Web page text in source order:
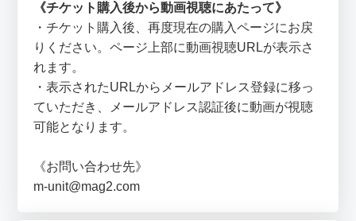
《チケット購入後から動画視聴にあたって》
・チケット購入後、再度現在の購入ページにお戻
りください。ページ上部に動画視聴URLが表示さ
れます。
・表示されたURLからメールアドレス登録に移っ
ていただき、メールアドレス認証後に動画が視聴
可能となります。
《お問い合わせ先》
m-unit@mag2.com